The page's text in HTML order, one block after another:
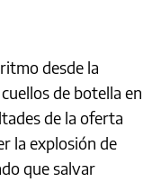
desde la
de botella en
de la oferta
la explosión de
que salvar